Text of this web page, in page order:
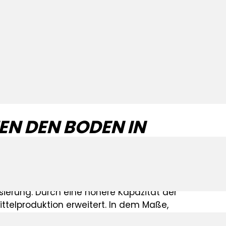
und schädigen das
schweren
ihr enormes Gewicht drückt
das Pflanzenwachstum und
kann.
DEN BODEN IN
geworden. Der Erfolg der heutigen
Durch eine höhere Kapazität der
erweitert. In dem Maße,
sie auch in Größe und Gewicht